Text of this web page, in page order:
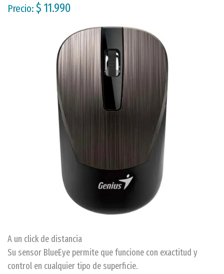
Precio: $ 11.990
A un click de distancia
Su sensor BlueEye permite que funcione con exactitud y
control en cualquier tipo de superficie.